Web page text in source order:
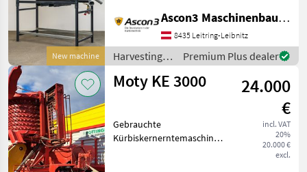
New machine
speziell für die Reinigung
von Kürbiskernen
entwickelt. Unsere
langjährige Erfah
Ascon3 Maschinenbau GmbH
8435 Leitring-Leibnitz
Harvesting
equipment
crop fields /
Premium Plus dealer
Moty KE 3000
24.000
€
incl. VAT
20%
20.000 €
excl.
Gebrauchte
Kürbiskernerntemaschine